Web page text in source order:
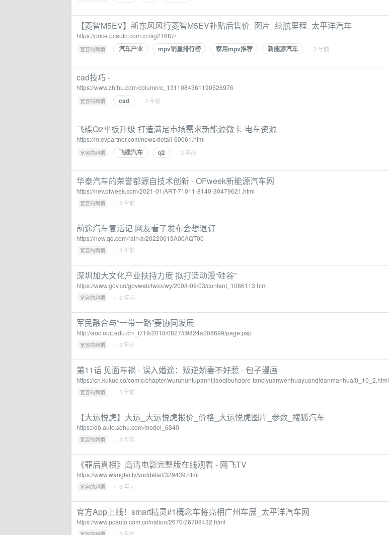
【菱智M5EV】新东风风行菱智M5EV补贴后售价_图片_续航里程_太平洋汽车
https://price.pcauto.com.cn/sg21687/
宽容的刺猬 · 汽车产业 mpv销量排行榜 家用mpv推荐 新能源汽车 · 3 年前
cad技巧 -
https://www.zhihu.com/column/c_1311084361190526976
宽容的刺猬 · cad · 3 年前
飞碟Q2平板升级 打造满足市场需求新能源微卡-电车资源
https://m.evpartner.com/news/detail-60061.html
宽容的刺猬 · 飞碟汽车 q2 · 3 年前
华泰汽车的荣誉都源自技术创新 - OFweek新能源汽车网
https://nev.ofweek.com/2021-01/ART-71011-8140-30479621.html
宽容的刺猬 · · 3 年前
前途汽车复活记 网友看了发布会想退订
https://new.qq.com/rain/a/20220613A00AQT00
宽容的刺猬 · · 3 年前
深圳加大文化产业扶持力度 拟打造动漫“硅谷”
https://www.gov.cn/govweb/fwxx/wy/2008-09/03/content_1086113.htm
宽容的刺猬 · · 3 年前
军民融合与“一带一路”要协同发展
http://aoc.ouc.edu.cn/_t719/2018/0827/c9824a208699/page.psp
宽容的刺猬 · · 3 年前
第11话 见面车祸 - 误入婚途：叛逆娇妻不好惹 - 包子漫画
https://cn.kukuc.co/comic/chapter/wuruhuntupannijiaoqibuhaore-fanciyuanwenhuayuanqidanmanhua/0_10_2.html
宽容的刺猬 · · 3 年前
【大运悦虎】大运_大运悦虎报价_价格_大运悦虎图片_参数_搜狐汽车
https://db.auto.sohu.com/model_6340
宽容的刺猬 · · 3 年前
《罪后真相》高清电影完整版在线观看 - 网飞TV
https://www.wangfei.tv/voddetail/329439.html
宽容的刺猬 · · 3 年前
官方App上线！smart精灵#1概念车将亮相广州车展_太平洋汽车网
https://www.pcauto.com.cn/nation/2670/26708432.html